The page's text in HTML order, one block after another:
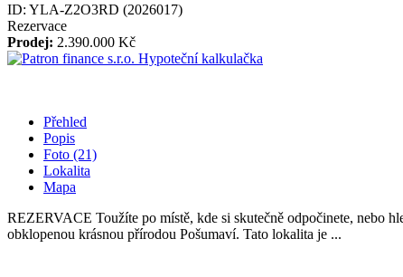
ID: YLA-Z2O3RD (2026017)
Rezervace
Prodej: 2.390.000 Kč
Hypoteční kalkulačka
Přehled
Popis
Foto (21)
Lokalita
Mapa
REZERVACE Toužíte po místě, kde si skutečně odpočinete, nebo
obklopenou krásnou přírodou Pošumaví. Tato lokalita je ...